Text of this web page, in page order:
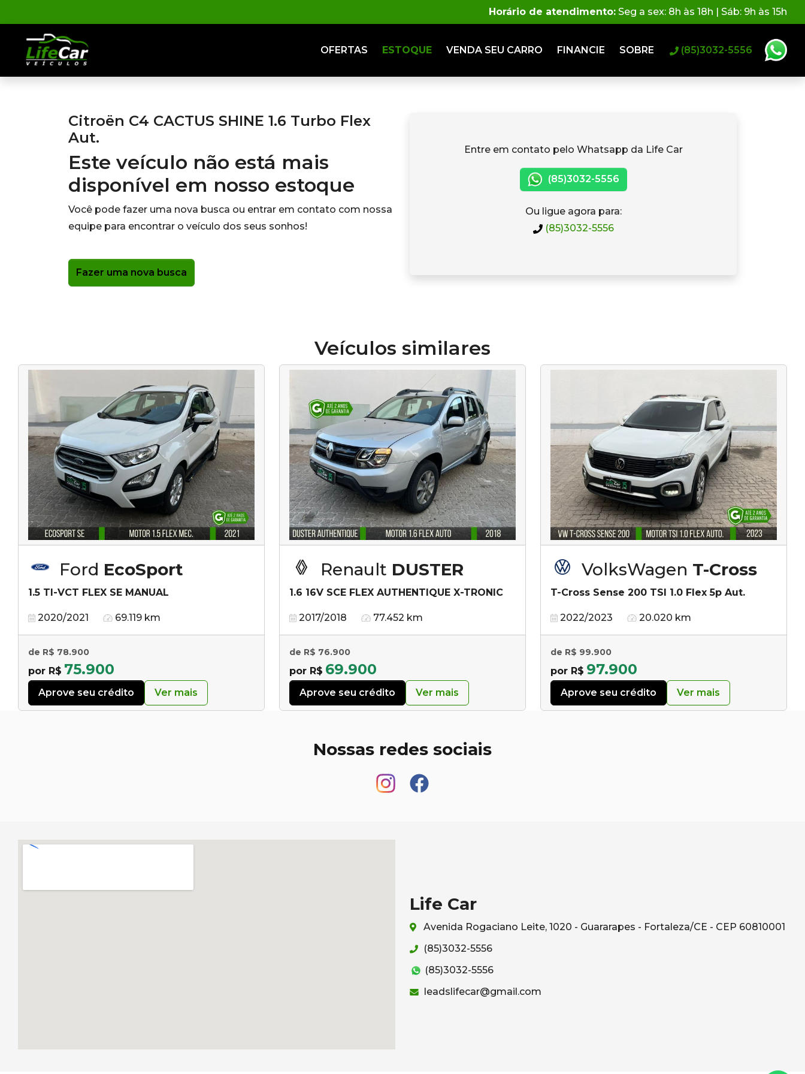
Horário de atendimento: Seg a sex: 8h às 18h | Sáb: 9h às 15h
OFERTAS ESTOQUE VENDA SEU CARRO FINANCIE SOBRE (85)3032-5556
Citroën C4 CACTUS SHINE 1.6 Turbo Flex
Aut.
Este veículo não está mais
disponível em nosso estoque
Você pode fazer uma nova busca ou entrar em contato com nossa
equipe para encontrar o veículo dos seus sonhos!
Fazer uma nova busca
Entre em contato pelo Whatsapp da Life Car
(85)3032-5556
Ou ligue agora para:
(85)3032-5556
Veículos similares
Ford EcoSport
1.5 TI-VCT FLEX SE MANUAL
2020/2021 69.119 km
de R$ 78.900
por R$ 75.900
Aprove seu crédito Ver mais
Renault DUSTER
1.6 16V SCE FLEX AUTHENTIQUE X-TRONIC
2017/2018 77.452 km
de R$ 76.900
por R$ 69.900
Aprove seu crédito Ver mais
VolksWagen T-Cross
T-Cross Sense 200 TSI 1.0 Flex 5p Aut.
2022/2023 20.020 km
de R$ 99.900
por R$ 97.900
Aprove seu crédito Ver mais
Nossas redes sociais
Life Car
Avenida Rogaciano Leite, 1020 - Guararapes - Fortaleza/CE - CEP 60810001
(85)3032-5556
(85)3032-5556
leadslifecar@gmail.com